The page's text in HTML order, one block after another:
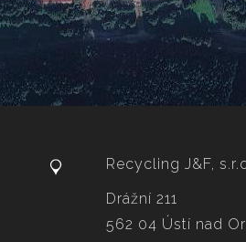
Recycling J&F,
Drážní 211
562 04 Ústí nad